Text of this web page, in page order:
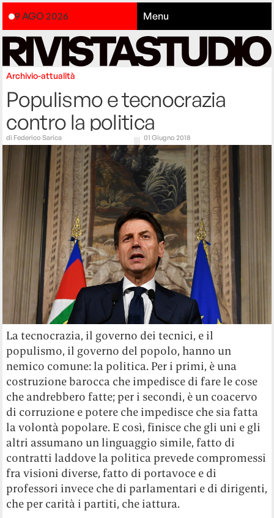
9 AGO 2026 Menu
Archivio-attualità
Populismo e tecnocrazia
contro la politica
di Federico Sarica 01 Giugno 2018
La tecnocrazia, il governo dei tecnici, e il
populismo, il governo del popolo, hanno un
nemico comune: la politica. Per i primi, è una
costruzione barocca che impedisce di fare le cose
che andrebbero fatte; per i secondi, è un coacervo
di corruzione e potere che impedisce che sia fatta
la volontà popolare. E così, finisce che gli uni e gli
altri assumano un linguaggio simile, fatto di
contratti laddove la politica prevede compromessi
fra visioni diverse, fatto di portavoce e di
professori invece che di parlamentari e di dirigenti,
che per carità i partiti, che iattura.